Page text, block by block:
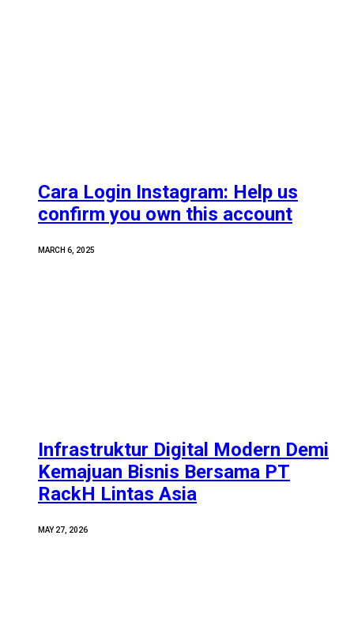
Cara Login Instagram: Help us
confirm you own this account
MARCH 6, 2025
Infrastruktur Digital Modern Demi
Kemajuan Bisnis Bersama PT
RackH Lintas Asia
MAY 27, 2026